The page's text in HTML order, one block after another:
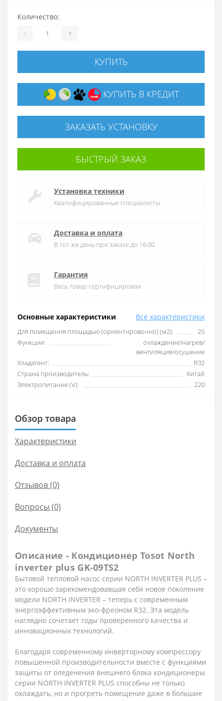
Основные характеристики Все характеристики
Для помещения площадью (ориентировочно) (м2):
25
Функции:
охлаждение/нагрев/
вентиляция/осушение
Хладагент:
R32
Страна производитель:
Китай
Электропитание (V):
220
Количество:
- +
КУПИТЬ
КУПИТЬ В КРЕДИТ
ЗАКАЗАТЬ УСТАНОВКУ
БЫСТРЫЙ ЗАКАЗ
Установка техники
Квалифицированные специалисты
Доставка и оплата
В тот же день при заказе до 16:00
Гарантия
Весь товар сертифицирован
Обзор товара
Характеристики
Доставка и оплата
Отзывов (0)
Вопросы (0)
Документы
Описание - Кондиционер Tosot North
inverter plus GK-09TS2
Бытовой тепловой насос серии NORTH INVERTER PLUS –
это хорошо зарекомендовавшая себя новое поколение
модели NORTH INVERTER – теперь с современным
энергоэффективным эко-фреоном R32. Эта модель
наглядно сочетает годы проверенного качества и
инновационных технологий.
Благодаря современному инверторному компрессору
повышенной производительности вместе с функциями
защиты от оледенения внешнего блока кондиционеры
серии NORTH INVERTER PLUS способны не только
охлаждать, но и прогреть помещение даже в большие